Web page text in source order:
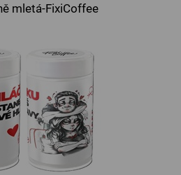
mletá-FixiCoffee